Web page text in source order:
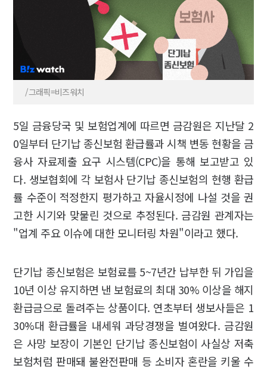
/그래픽=비즈워치
5일 금융당국 및 보험업계에 따르면 금감원은 지난달 2
0일부터 단기납 종신보험 환급률과 시책 변동 현황을 금
융사 자료제출 요구 시스템(CPC)을 통해 보고받고 있
다. 생보협회에 각 보험사 단기납 종신보험의 현행 환급
률 수준이 적정한지 평가하고 자율시정에 나설 것을 권
고한 시기와 맞물린 것으로 추정된다. 금감원 관계자는
"업계 주요 이슈에 대한 모니터링 차원"이라고 했다.
단기납 종신보험은 보험료를 5~7년간 납부한 뒤 가입을
10년 이상 유지하면 낸 보험료의 최대 30% 이상을 해지
환급금으로 돌려주는 상품이다. 연초부터 생보사들은 1
30%대 환급률을 내세워 과당경쟁을 벌여왔다. 금감원
은 사망 보장이 기본인 단기납 종신보험이 사실상 저축
보험처럼 판매돼 불완전판매 등 소비자 혼란을 키울 수